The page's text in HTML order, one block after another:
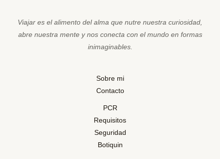
Viajar es el alimento del alma que nutre nuestra curiosidad,
abre nuestra mente y nos conecta con el mundo en formas
inimaginables.
Sobre mi
Contacto
PCR
Requisitos
Seguridad
Botiquin